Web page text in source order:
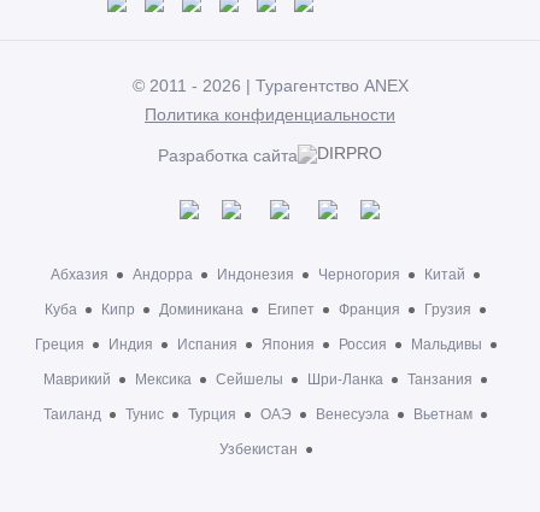
© 2011 - 2026 | Турагентство ANEX
Политика конфиденциальности
Разработка сайта
Абхазия Андорра Индонезия Черногория Китай
Куба Кипр Доминикана Египет Франция Грузия
Греция Индия Испания Япония Россия Мальдивы
Маврикий Мексика Сейшелы Шри-Ланка Танзания
Таиланд Тунис Турция ОАЭ Венесуэла Вьетнам
Узбекистан